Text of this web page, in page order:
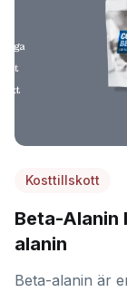
Kosttillskott
Beta-Alanin
alanin
Beta-alanin är